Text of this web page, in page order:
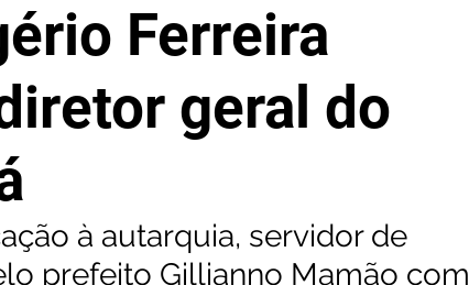
Ferreira
geral do
à autarquia, servidor de
prefeito Gillianno Mamão com